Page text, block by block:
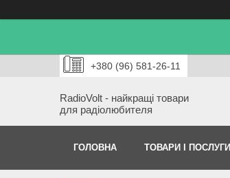
+380 (96) 581-26-11
RadioVolt - найкращі товари
для радіолюбителя
ГОЛОВНА ТОВАРИ І ПОСЛУГИ